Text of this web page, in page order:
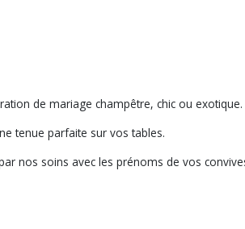
de mariage champêtre, chic ou exotique.
tenue parfaite sur vos tables.
nos soins avec les prénoms de vos